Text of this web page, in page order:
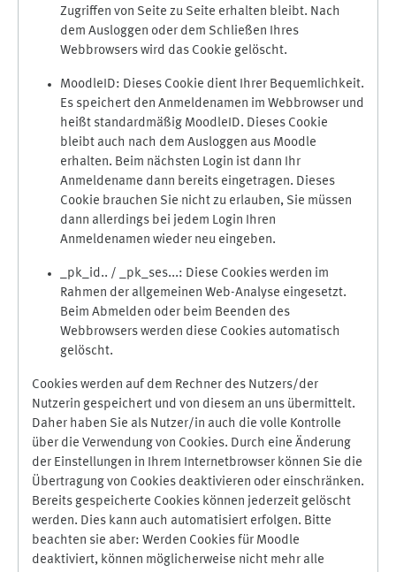
Zugriffen von Seite zu Seite erhalten bleibt. Nach
dem Ausloggen oder dem Schließen Ihres
Webbrowsers wird das Cookie gelöscht.
MoodleID: Dieses Cookie dient Ihrer Bequemlichkeit.
Es speichert den Anmeldenamen im Webbrowser und
heißt standardmäßig MoodleID. Dieses Cookie
bleibt auch nach dem Ausloggen aus Moodle
erhalten. Beim nächsten Login ist dann Ihr
Anmeldename dann bereits eingetragen. Dieses
Cookie brauchen Sie nicht zu erlauben, Sie müssen
dann allerdings bei jedem Login Ihren
Anmeldenamen wieder neu eingeben.
_pk_id.. / _pk_ses...: Diese Cookies werden im
Rahmen der allgemeinen Web-Analyse eingesetzt.
Beim Abmelden oder beim Beenden des
Webbrowsers werden diese Cookies automatisch
gelöscht.
Cookies werden auf dem Rechner des Nutzers/der
Nutzerin gespeichert und von diesem an uns übermittelt.
Daher haben Sie als Nutzer/in auch die volle Kontrolle
über die Verwendung von Cookies. Durch eine Änderung
der Einstellungen in Ihrem Internetbrowser können Sie die
Übertragung von Cookies deaktivieren oder einschränken.
Bereits gespeicherte Cookies können jederzeit gelöscht
werden. Dies kann auch automatisiert erfolgen. Bitte
beachten sie aber: Werden Cookies für Moodle
deaktiviert, können möglicherweise nicht mehr alle